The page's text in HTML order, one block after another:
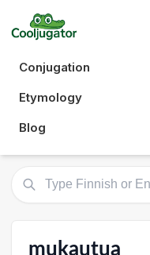
Conjugation
Etymology
Blog
mukautua